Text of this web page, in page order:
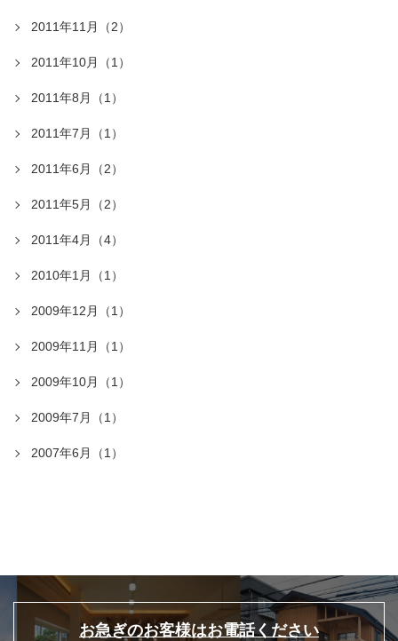
2011年11月（2）
2011年10月（1）
2011年8月（1）
2011年7月（1）
2011年6月（2）
2011年5月（2）
2011年4月（4）
2010年1月（1）
2009年12月（1）
2009年11月（1）
2009年10月（1）
2009年7月（1）
2007年6月（1）
お急ぎのお客様はお電話ください